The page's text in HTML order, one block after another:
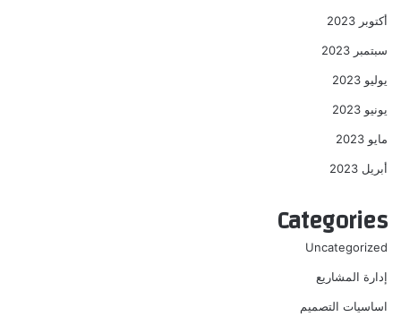
أكتوبر 2023
سبتمبر 2023
يوليو 2023
يونيو 2023
مايو 2023
أبريل 2023
Categories
Uncategorized
إدارة المشاريع
اساسيات التصميم